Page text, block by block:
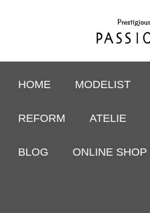
HOME MODELIST
REFORM ATELIE
BLOG ONLINE SHOP